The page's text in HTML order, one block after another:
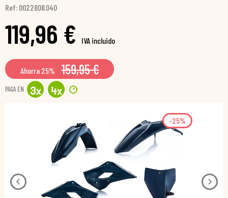
Ref: 0022808.040
119,96 € IVA incluido
Ahorra 25% 159,95 €
PAGA EN 3x 4x ?
-25%